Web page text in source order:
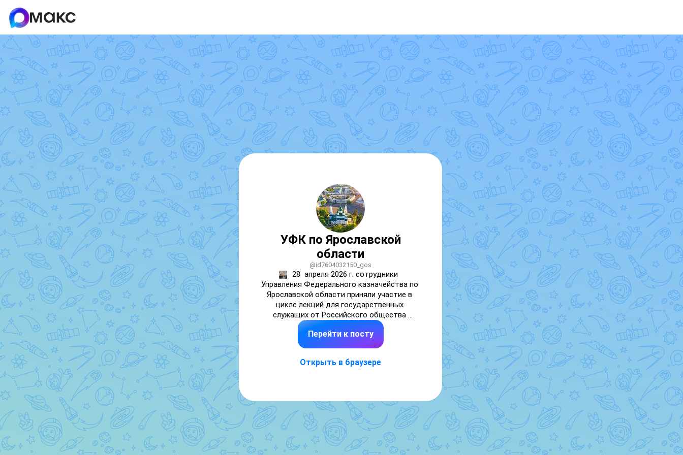
УФК по Ярославской
области
@id7604032150_gos
28  апреля 2026 г. сотрудники
Управления Федерального казначейства по
Ярославской области приняли участие в
цикле лекций для государственных
служащих от Российского общества
«Знание».
Очную лекцию на тему «Финансовое
мошенничество: стратегии защиты» провела
кафедры бухгалтерского учета, анализа и
теоретические знания помогут сотрудникам
лучше ориентироваться в экономической
ситуации и не поддаваться на уловки
мошенников.
Перейти к посту
Открыть в браузере